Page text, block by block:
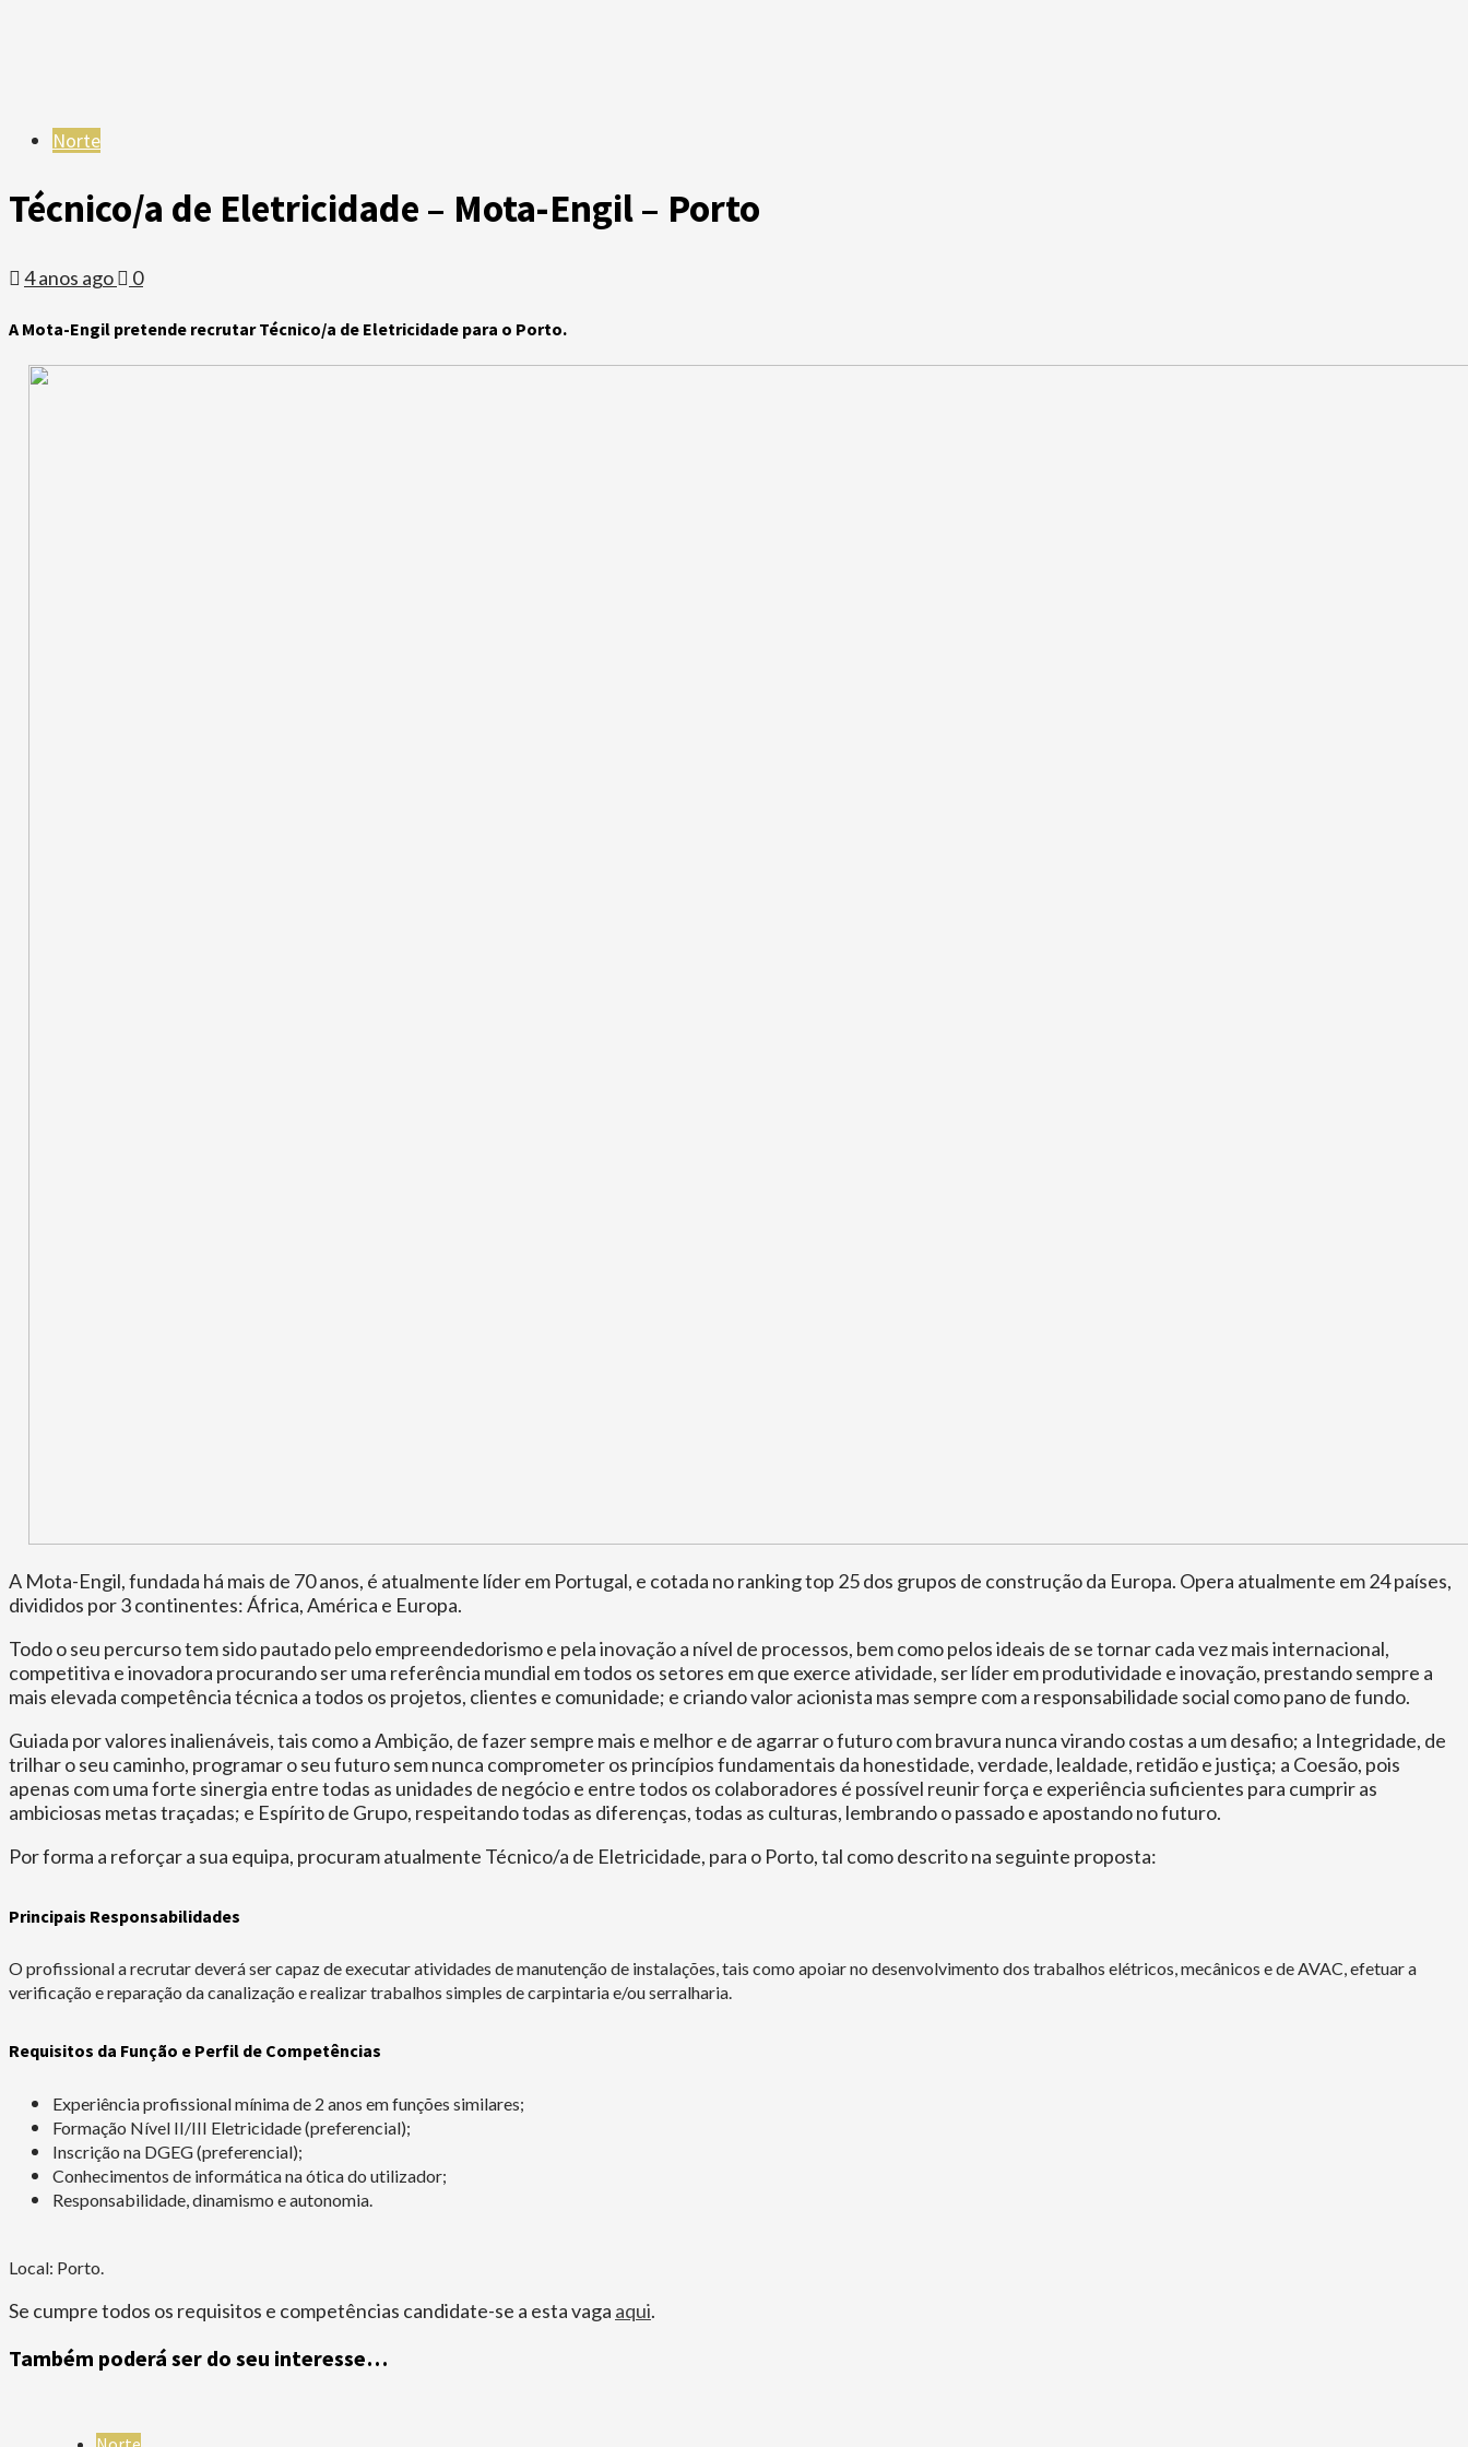
Norte
Técnico/a de Eletricidade – Mota-Engil – Porto
4 anos ago 0
A Mota-Engil pretende recrutar Técnico/a de Eletricidade para o Porto.
A Mota-Engil, fundada há mais de 70 anos, é atualmente líder em Portugal, e cotada no ranking top 25 dos grupos de construção da Europa. Opera atualmente em 24 países,
divididos por 3 continentes: África, América e Europa.
Todo o seu percurso tem sido pautado pelo empreendedorismo e pela inovação a nível de processos, bem como pelos ideais de se tornar cada vez mais internacional,
competitiva e inovadora procurando ser uma referência mundial em todos os setores em que exerce atividade, ser líder em produtividade e inovação, prestando sempre a
mais elevada competência técnica a todos os projetos, clientes e comunidade; e criando valor acionista mas sempre com a responsabilidade social como pano de fundo.
Guiada por valores inalienáveis, tais como a Ambição, de fazer sempre mais e melhor e de agarrar o futuro com bravura nunca virando costas a um desafio; a Integridade, de
trilhar o seu caminho, programar o seu futuro sem nunca comprometer os princípios fundamentais da honestidade, verdade, lealdade, retidão e justiça; a Coesão, pois
apenas com uma forte sinergia entre todas as unidades de negócio e entre todos os colaboradores é possível reunir força e experiência suficientes para cumprir as
ambiciosas metas traçadas; e Espírito de Grupo, respeitando todas as diferenças, todas as culturas, lembrando o passado e apostando no futuro.
Por forma a reforçar a sua equipa, procuram atualmente Técnico/a de Eletricidade, para o Porto, tal como descrito na seguinte proposta:
Principais Responsabilidades
O profissional a recrutar deverá ser capaz de executar atividades de manutenção de instalações, tais como apoiar no desenvolvimento dos trabalhos elétricos, mecânicos e de AVAC, efetuar a
verificação e reparação da canalização e realizar trabalhos simples de carpintaria e/ou serralharia.
Requisitos da Função e Perfil de Competências
Experiência profissional mínima de 2 anos em funções similares;
Formação Nível II/III Eletricidade (preferencial);
Inscrição na DGEG (preferencial);
Conhecimentos de informática na ótica do utilizador;
Responsabilidade, dinamismo e autonomia.
Local: Porto.
Se cumpre todos os requisitos e competências candidate-se a esta vaga aqui.
Também poderá ser do seu interesse…